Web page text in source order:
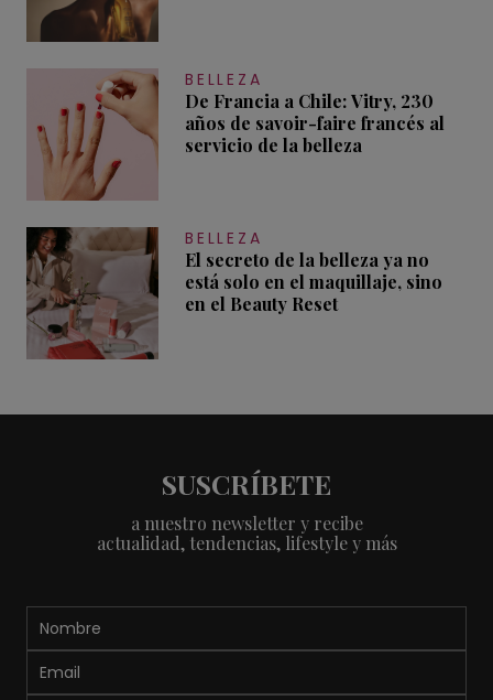
BELLEZA
De Francia a Chile: Vitry, 230
años de savoir-faire francés al
servicio de la belleza
BELLEZA
El secreto de la belleza ya no
está solo en el maquillaje, sino
en el Beauty Reset
SUSCRÍBETE
a nuestro newsletter y recibe
actualidad, tendencias, lifestyle y más